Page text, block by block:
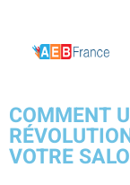
COMMENT
VOTRE